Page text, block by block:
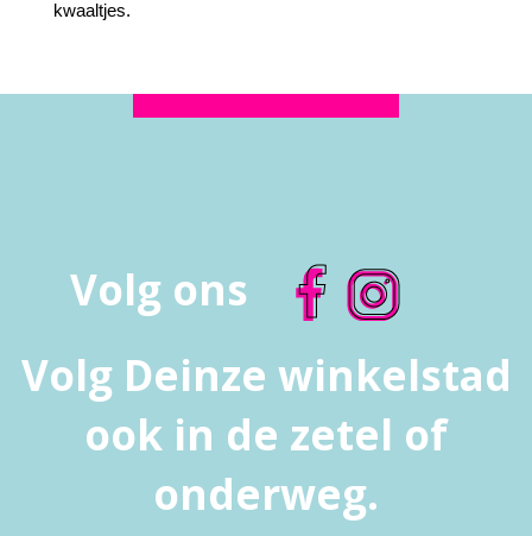
kwaaltjes.
Volg ons
Volg Deinze winkelstad
ook in de zetel of
onderweg.